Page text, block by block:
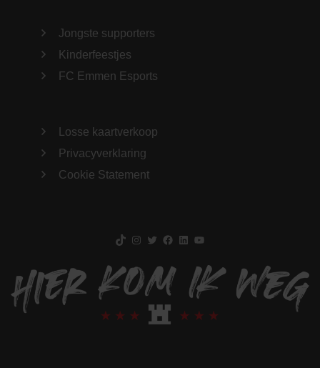
Jongste supporters
Kinderfeestjes
FC Emmen Esports
Losse kaartverkoop
Privacyverklaring
Cookie Statement